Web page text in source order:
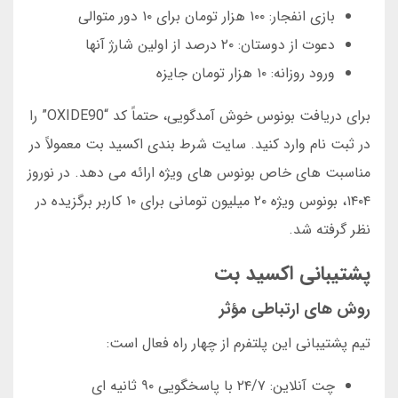
بازی انفجار: ۱۰۰ هزار تومان برای ۱۰ دور متوالی
دعوت از دوستان: ۲۰ درصد از اولین شارژ آنها
ورود روزانه: ۱۰ هزار تومان جایزه
برای دریافت بونوس خوش آمدگویی، حتماً کد “OXIDE90” را
در ثبت نام وارد کنید. سایت شرط بندی اکسید بت معمولاً در
مناسبت های خاص بونوس های ویژه ارائه می دهد. در نوروز
۱۴۰۴، بونوس ویژه ۲۰ میلیون تومانی برای ۱۰ کاربر برگزیده در
نظر گرفته شد.
پشتیبانی اکسید بت
روش های ارتباطی مؤثر
تیم پشتیبانی این پلتفرم از چهار راه فعال است:
چت آنلاین: ۲۴/۷ با پاسخگویی ۹۰ ثانیه ای